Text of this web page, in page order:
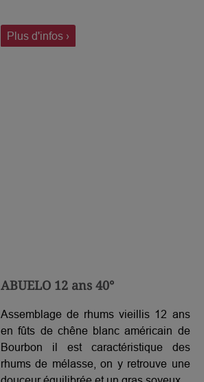
Plus d'infos ›
ABUELO 12 ans 40°
Assemblage de rhums vieillis 12 ans
en fûts de chêne blanc américain de
Bourbon il est caractéristique des
rhums de mélasse, on y retrouve une